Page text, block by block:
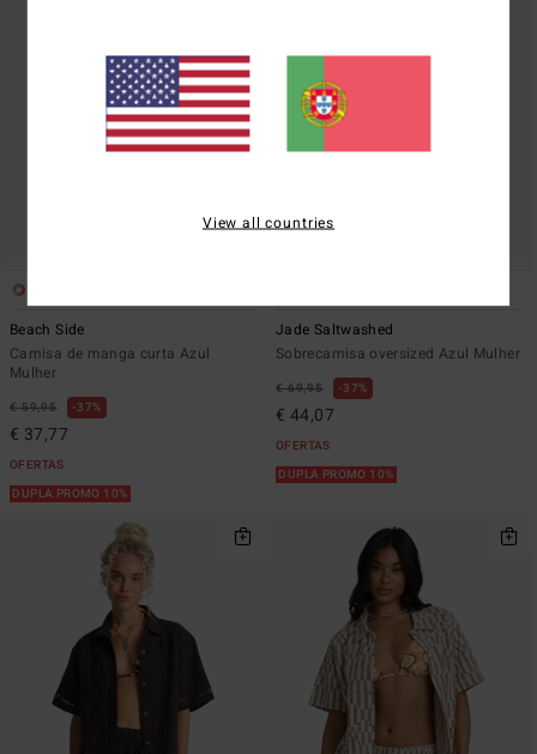
Beach Side
Camisa de manga curta Azul
Mulher
€ 59,95 37%
€ 37,77
OFERTAS
DUPLA PROMO 10%
Jade Saltwashed
Sobrecamisa oversized Azul Mulher
€ 69,95 37%
€ 44,07
OFERTAS
DUPLA PROMO 10%
View all countries